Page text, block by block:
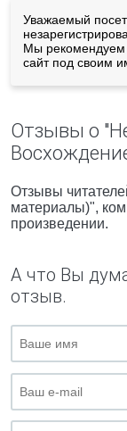
Уважаемый
Мы
сайт под своим
Отзывы о
Отзывы
материалы)",
произведении.
А что Вы
отзыв.